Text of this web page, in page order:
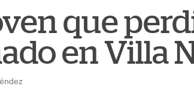
que
en Villa